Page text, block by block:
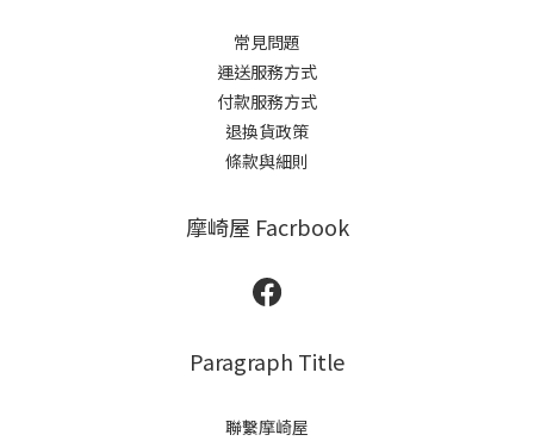
常見問題
運送服務方式
付款服務方式
退換貨政策
條款與細則
摩崎屋 Facrbook
Paragraph Title
聯繫摩崎屋